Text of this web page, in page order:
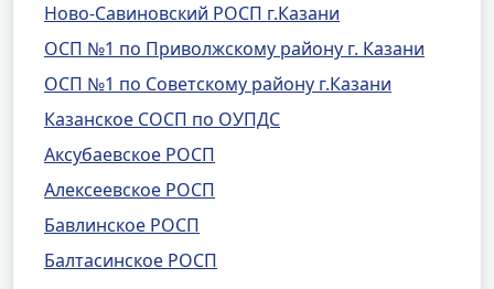
Ново-Савиновский РОСП г.Казани
ОСП №1 по Приволжскому району г. Казани
ОСП №1 по Советскому району г.Казани
Казанское СОСП по ОУПДС
Аксубаевское РОСП
Алексеевское РОСП
Бавлинское РОСП
Балтасинское РОСП